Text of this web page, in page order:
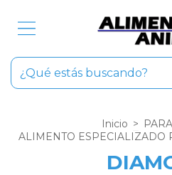
Inicio >
ALIMENTO ESPECIALIZADO